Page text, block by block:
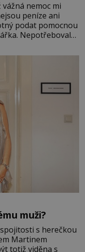
vážná nemoc mi
peníze ani
podat pomocnou
Nepotřebovala
studiích jsem
muži?
s herečkou
Martinem
totiž viděna s